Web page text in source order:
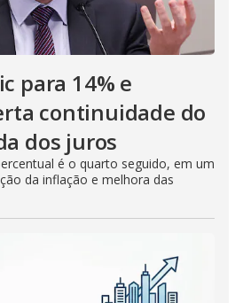
para 14% e
continuidade do
dos juros
é o quarto seguido, em um
da inflação e melhora das